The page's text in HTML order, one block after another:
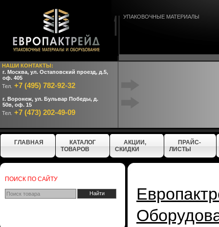
НАШИ КОНТАКТЫ:
г. Москва, ул. Остаповский проезд, д.5,
оф. 405
Тел. +7 (495) 782-92-32
г. Воронеж, ул. Бульвар Победы, д.
50в, оф. 15
Тел. +7 (473) 202-49-09
УПАКОВОЧНЫЕ МАТЕРИАЛЫ
ГЛАВНАЯ
КАТАЛОГ
ТОВАРОВ
АКЦИИ,
СКИДКИ
ПРАЙС-
ЛИСТЫ
ПОИСК ПО САЙТУ